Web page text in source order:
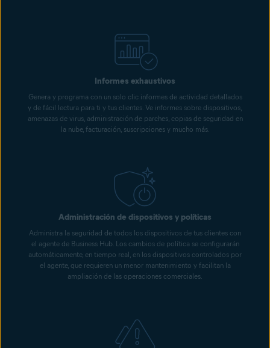
Informes exhaustivos
Genera y programa con un solo clic informes de actividad detallados
y de fácil lectura para ti y tus clientes. Ve informes sobre dispositivos,
amenazas de virus, administración de parches, copias de seguridad en
la nube, facturación, suscripciones y mucho más.
Administración de dispositivos y políticas
Administra la seguridad de todos los dispositivos de tus clientes con
el agente de Business Hub. Los cambios de política se configurarán
automáticamente, en tiempo real, en los dispositivos controlados por
el agente, que requieren un menor mantenimiento y facilitan la
ampliación de las operaciones comerciales.